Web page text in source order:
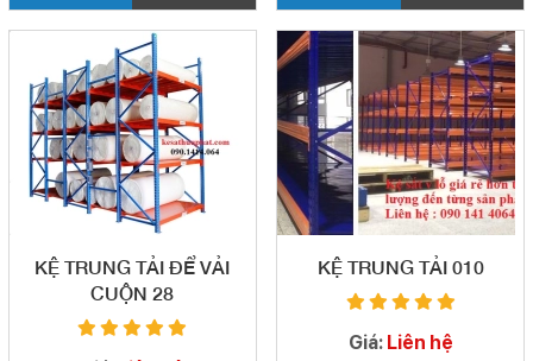
KỆ TRUNG TẢI ĐỂ VẢI
CUỘN 28
KỆ TRUNG TẢI 010
Giá: Liên hệ